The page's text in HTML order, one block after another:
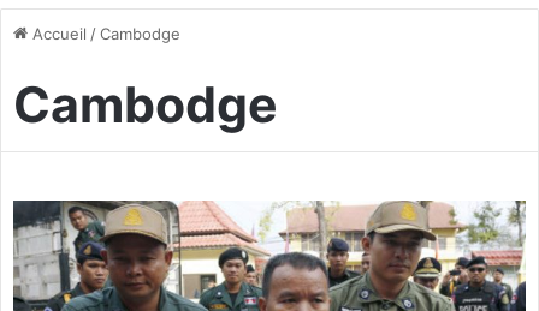
Accueil /Cambodge
Cambodge